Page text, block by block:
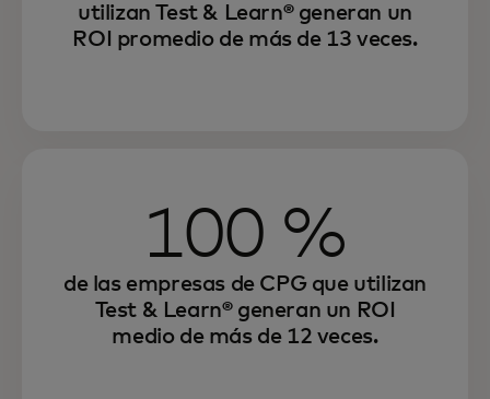
utilizan Test & Learn® generan un
ROI promedio de más de 13 veces.
100 %
de las empresas de CPG que utilizan
Test & Learn® generan un ROI
medio de más de 12 veces.